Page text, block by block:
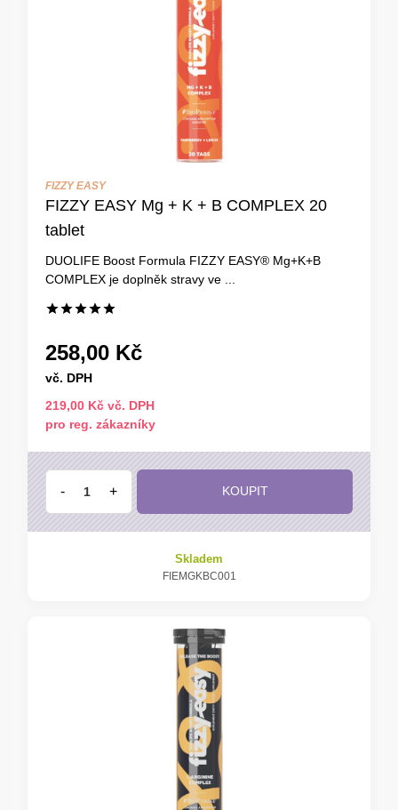
FIZZY EASY
FIZZY EASY Mg + K + B COMPLEX 20
tablet
DUOLIFE Boost Formula FIZZY EASY® Mg+K+B
COMPLEX je doplněk stravy ve ...
258,00 Kč
vč. DPH
219,00 Kč vč. DPH
pro reg. zákazníky
- + KOUPIT
Skladem
FIEMGKBC001